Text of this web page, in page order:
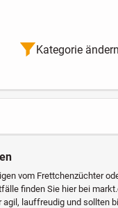
Kategorie ändern
vom Frettchenzüchter
finden Sie hier bei
agil, lauffreudig und sollten